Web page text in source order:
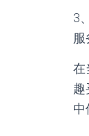
3
服
在
趣
中